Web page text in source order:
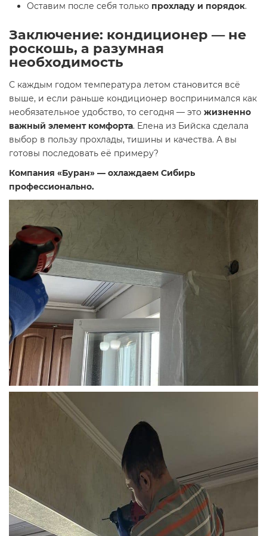
Оставим после себя только прохладу и порядок.
Заключение: кондиционер — не
роскошь, а разумная
необходимость
С каждым годом температура летом становится всё
выше, и если раньше кондиционер воспринимался как
необязательное удобство, то сегодня — это жизненно
важный элемент комфорта. Елена из Бийска сделала
выбор в пользу прохлады, тишины и качества. А вы
готовы последовать её примеру?
Компания «Буран» — охлаждаем Сибирь
профессионально.